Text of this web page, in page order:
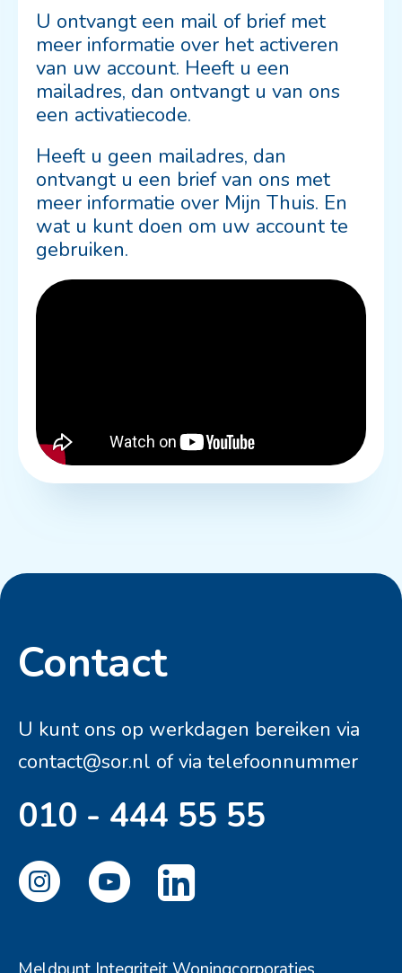
U ontvangt een mail of brief met
meer informatie over het activeren
van uw account. Heeft u een
mailadres, dan ontvangt u van ons
een activatiecode.
Heeft u geen mailadres, dan
ontvangt u een brief van ons met
meer informatie over Mijn Thuis. En
wat u kunt doen om uw account te
gebruiken.
Contactinformatie
Contact
U kunt ons op werkdagen bereiken via
contact@sor.nl of via telefoonnummer
010 - 444 55 55